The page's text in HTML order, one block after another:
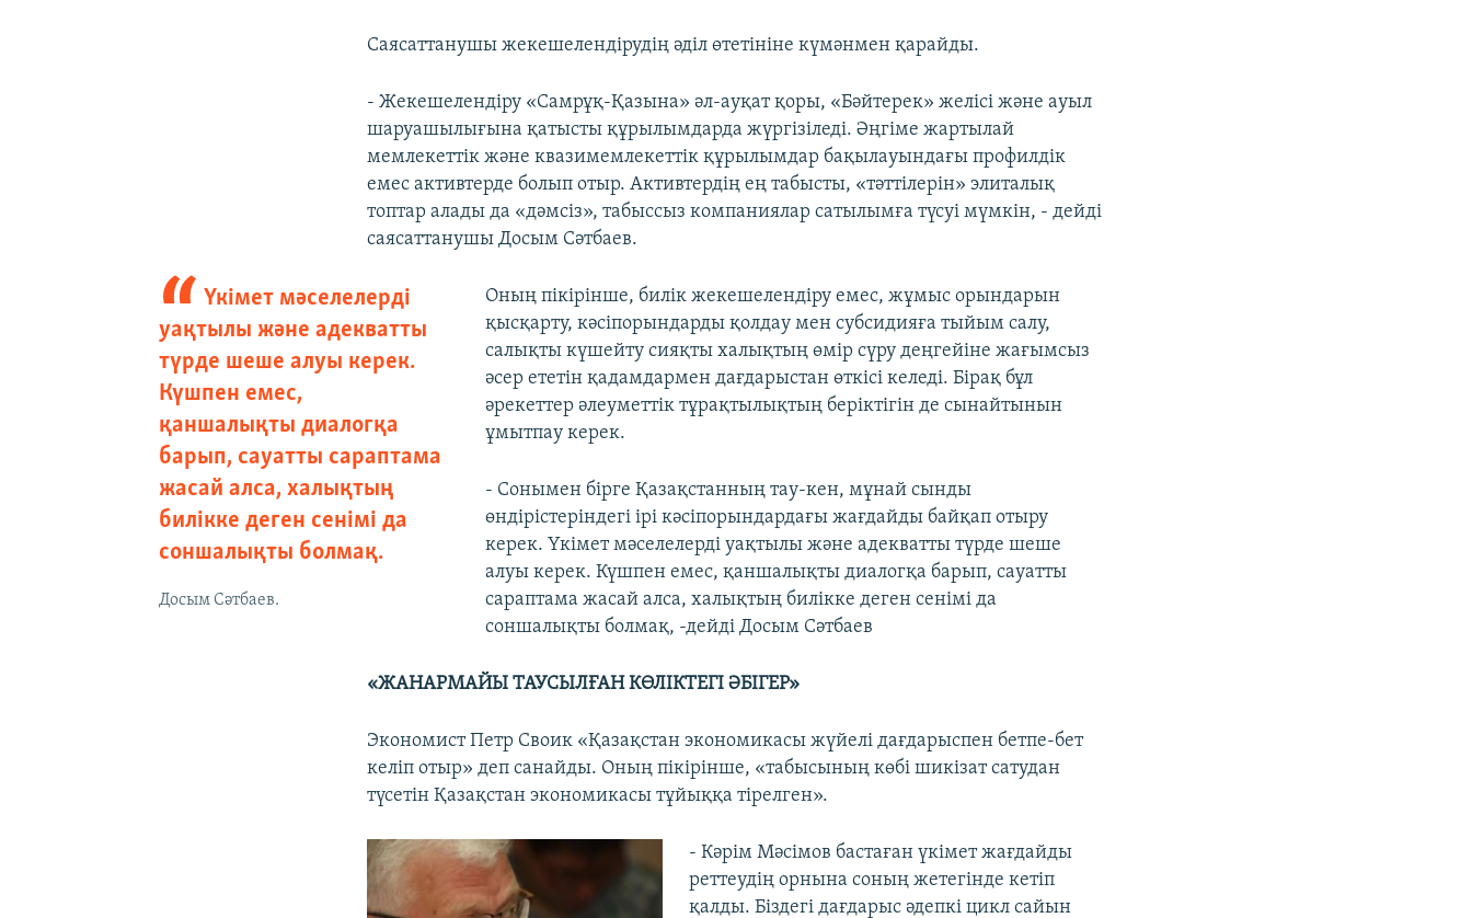
Саясаттанушы жекешелендірудің әділ өтетініне күмәнмен қарайды.
- Жекешелендіру «Самрұқ-Қазына» әл-ауқат қоры, «Бәйтерек» желісі және ауыл
шаруашылығына қатысты құрылымдарда жүргізіледі. Әңгіме жартылай
мемлекеттік және квазимемлекеттік құрылымдар бақылауындағы профилдік
емес активтерде болып отыр. Активтердің ең табысты, «тәттілерін» элиталық
топтар алады да «дәмсіз», табыссыз компаниялар сатылымға түсуі мүмкін, - дейді
саясаттанушы Досым Сәтбаев.
Үкімет мәселелерді
уақтылы және адекватты
түрде шеше алуы керек.
Күшпен емес,
қаншалықты диалогқа
барып, сауатты сараптама
жасай алса, халықтың
билікке деген сенімі да
соншалықты болмақ.
Досым Сәтбаев.
Оның пікірінше, билік жекешелендіру емес, жұмыс орындарын
қысқарту, кәсіпорындарды қолдау мен субсидияға тыйым салу,
салықты күшейту сияқты халықтың өмір сүру деңгейіне жағымсыз
әсер ететін қадамдармен дағдарыстан өткісі келеді. Бірақ бұл
әрекеттер әлеуметтік тұрақтылықтың беріктігін де сынайтынын
ұмытпау керек.
- Сонымен бірге Қазақстанның тау-кен, мұнай сынды
өндірістеріндегі ірі кәсіпорындардағы жағдайды байқап отыру
керек. Үкімет мәселелерді уақтылы және адекватты түрде шеше
алуы керек. Күшпен емес, қаншалықты диалогқа барып, сауатты
сараптама жасай алса, халықтың билікке деген сенімі да
соншалықты болмақ, -дейді Досым Сәтбаев
«ЖАНАРМАЙЫ ТАУСЫЛҒАН КӨЛІКТЕГІ ӘБІГЕР»
Экономист Петр Своик «Қазақстан экономикасы жүйелі дағдарыспен бетпе-бет
келіп отыр» деп санайды. Оның пікірінше, «табысының көбі шикізат сатудан
түсетін Қазақстан экономикасы тұйыққа тірелген».
- Кәрім Мәсімов бастаған үкімет жағдайды
реттеудің орнына соның жетегінде кетіп
қалды. Біздегі дағдарыс әдепкі цикл сайын